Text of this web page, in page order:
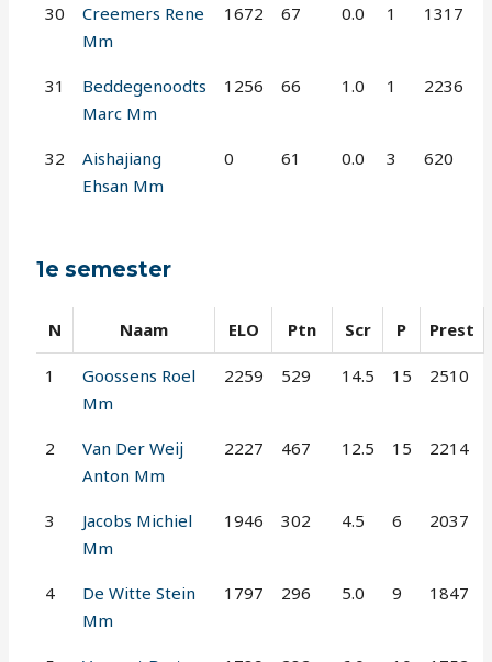
30
Creemers Rene
Mm
1672 67 0.0 1 1317
31
Beddegenoodts
Marc Mm
1256 66 1.0 1 2236
32
Aishajiang
Ehsan Mm
0 61 0.0 3 620
1e semester
N Naam ELO Ptn Scr P Prest
1
Goossens Roel
Mm
2259 529 14.5 15 2510
2
Van Der Weij
Anton Mm
2227 467 12.5 15 2214
3
Jacobs Michiel
Mm
1946 302 4.5 6 2037
4
De Witte Stein
Mm
1797 296 5.0 9 1847